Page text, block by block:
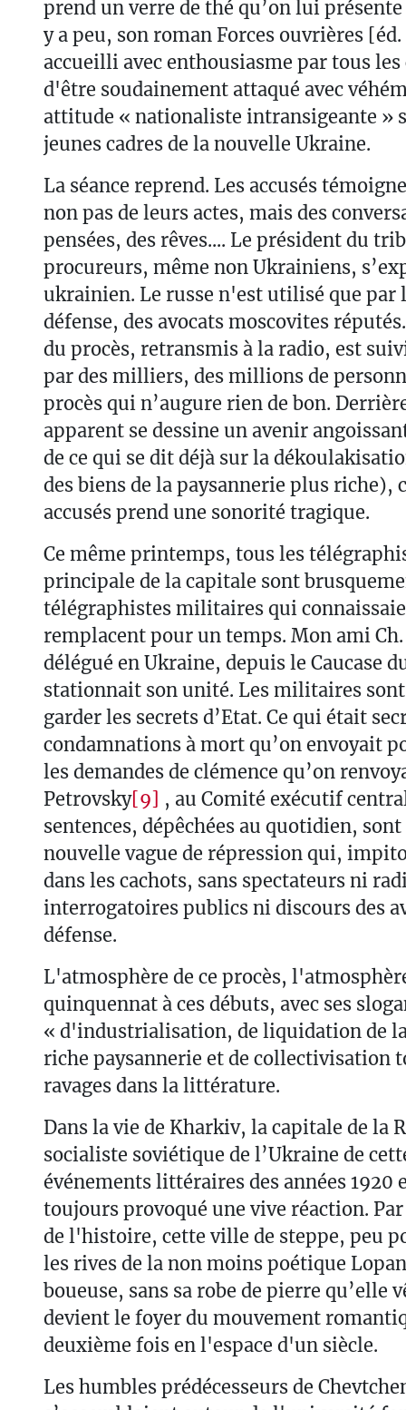
prend un verre de thé qu’on lui
y a peu, son roman Forces ouvrières [éd.
accueilli avec enthousiasme par tous
d'être soudainement attaqué avec
attitude « nationaliste intransigeante »
jeunes cadres de la nouvelle Ukraine.
La séance reprend. Les accusés
non pas de leurs actes, mais des
pensées, des rêves.... Le président du
procureurs, même non Ukrainiens,
ukrainien. Le russe n'est utilisé que par
défense, des avocats moscovites
du procès, retransmis à la radio, est
par des milliers, des millions de
procès qui n’augure rien de bon.
apparent se dessine un avenir
de ce qui se dit déjà sur la
des biens de la paysannerie plus riche),
accusés prend une sonorité tragique.
Ce même printemps, tous les
principale de la capitale sont
télégraphistes militaires qui
remplacent pour un temps. Mon ami
délégué en Ukraine, depuis le Caucase
stationnait son unité. Les militaires
garder les secrets d’Etat. Ce qui était
condamnations à mort qu’on envoyait
les demandes de clémence qu’on
Petrovsky[9] , au Comité exécutif
sentences, dépêchées au quotidien,
nouvelle vague de répression qui,
dans les cachots, sans spectateurs ni
interrogatoires publics ni discours des
défense.
L'atmosphère de ce procès,
quinquennat à ces débuts, avec ses
« d'industrialisation, de liquidation de
riche paysannerie et de collectivisation
ravages dans la littérature.
Dans la vie de Kharkiv, la capitale de la
socialiste soviétique de l’Ukraine de
événements littéraires des années 1920
toujours provoqué une vive réaction.
de l'histoire, cette ville de steppe, peu
les rives de la non moins poétique
boueuse, sans sa robe de pierre qu’elle
devient le foyer du mouvement
deuxième fois en l'espace d'un siècle.
Les humbles prédécesseurs de